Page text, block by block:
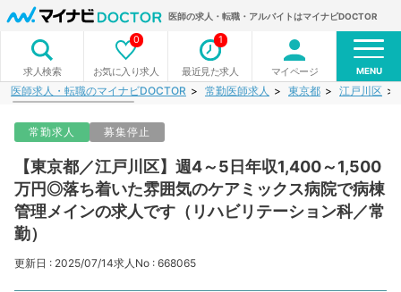
医師の求人・転職・アルバイトはマイナビDOCTOR
求人検索 お気に入り求人
0
最近見た求人
1
マイページ MENU
医師求人・転職のマイナビDOCTOR 常勤医師求人 東京都 江戸川区
常勤求人 募集停止
【東京都／江戸川区】週4～5日年収1,400～1,500
万円◎落ち着いた雰囲気のケアミックス病院で病棟
管理メインの求人です（リハビリテーション科／常
勤）
更新日 : 2025/07/14求人No : 668065